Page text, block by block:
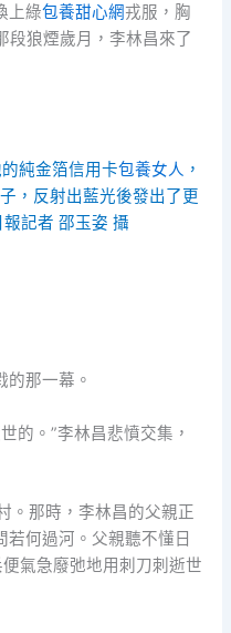
上綠包養甜心網戎服，胸
段狼煙歲月，李林昌來了
純金箔信用卡包養女人 ，
，反射出藍光後發出了更
記者 邵玉姿 攝
那一幕。
的。”李林昌悲憤交集，
。那時，李林昌的父親正
何過河。父親聽不懂日
便氣急廢弛地用刺刀刺逝世